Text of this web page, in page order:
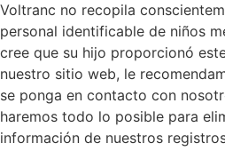
Voltranc no recopila
personal identificable de niños
cree que su hijo proporcionó
nuestro sitio web, le
se ponga en contacto con
haremos todo lo posible para
información de nuestros